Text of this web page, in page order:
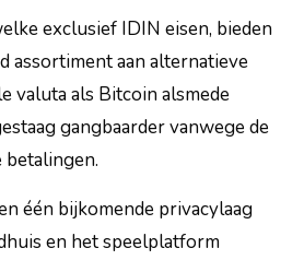
exclusief IDIN eisen, bieden
assortiment aan alternatieve
valuta als Bitcoin alsmede
gangbaarder vanwege de
betalingen.
één bijkomende privacylaag
en het speelplatform